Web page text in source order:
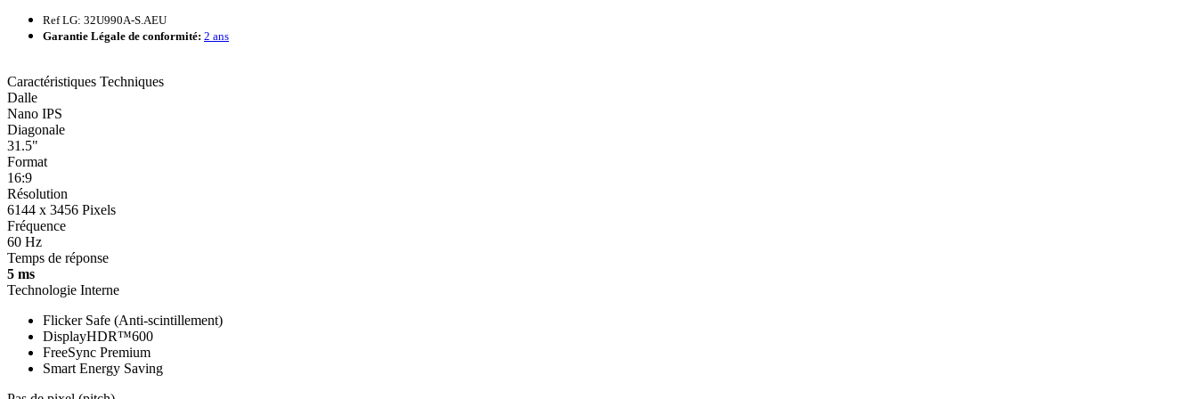
Ref LG: 32U990A-S.AEU
Garantie Légale de conformité: 2 ans
Caractéristiques Techniques
Dalle
Nano IPS
Diagonale
31.5"
Format
16:9
Résolution
6144 x 3456 Pixels
Fréquence
60 Hz
Temps de réponse
5 ms
Technologie Interne
Flicker Safe (Anti-scintillement)
DisplayHDR™600
FreeSync Premium
Smart Energy Saving